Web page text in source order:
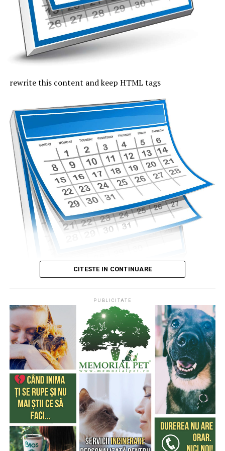
Joi, cu excepția zonei de coastă, vremea va fi caniculară,
indicele temperatură-umezeală va depăși pe arii extinse
pragul critic de 80 de unități, iar temperaturile maxime
se vor încadra între 33 și 37 de grade, mai coborâte pe
litoral, unde vor fi 30 de grade. Noaptea, valorile termice
mult moderat și după-amiază vor fi posibile averse slabe.
Vineri, valorile termice nu mai trec de pragul caniculei,
la malul mării vor fi 33 de grade și minimele nocturne se
mențin între 19 și 24 de grade. Cerul va avea înnorări
temporare după-amiaza, când local vor fi averse slabe,
însoțite de fenomene electrice și intensificări de vânt.
rewrite this content and keep HTML tags
Publicat deCodrin RAITA,
4 august 2026, 05:00
S-a întâmplat într-o zi de 4 august
* Cu 333 de ani în urmă (1693), la această dată, monahul
francez, Dom Pérignon, degusta spuma unei băuturi
produse de el din vinul foarte acid de Champagne (o
regiune din nordul Franţei), băutură care a devenit
extrem de cunoscută şi i-a purtat numele
* Acum 322 de ani (1704) englezii au cucerit Gibraltarul,
CITESTE IN CONTINUARE
PUBLICITATE